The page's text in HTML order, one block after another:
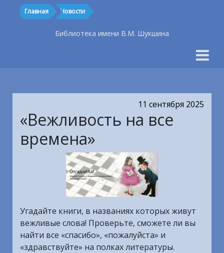
Главная Новости
Библиотека имени В.М. Шукшина
11 сентября 2025
«Вежливость на все
времена»
Угадайте книги, в названиях которых живут
вежливые слова! Проверьте, сможете ли вы
найти все «спасибо», «пожалуйста» и
«здравствуйте» на полках литературы.